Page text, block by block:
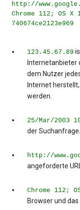
http://
Chrome 112; OS
740674ce2123e969
123.45.67.89
Internetanbieter
dem Nutzer
Internet
werden.
25/Mar/2003
der Suchanfrage.
http://
angeforderte
Chrome 112;
Browser und